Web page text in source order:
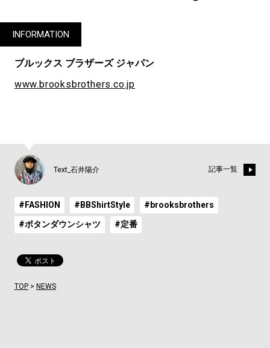
INFORMATION
ブルックス ブラザーズ ジャパン
www.brooksbrothers.co.jp
Text_石井陽介 記事一覧
#FASHION #BBShirtStyle #brooksbrothers
#ボタンダウンシャツ #定番
TOP> NEWS